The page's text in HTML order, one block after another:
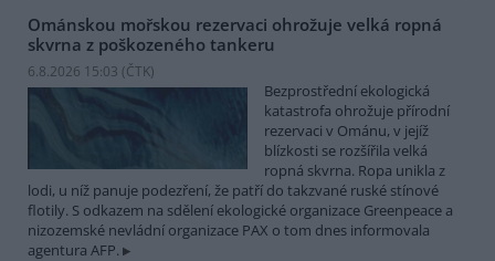
Ománskou mořskou rezervaci ohrožuje velká ropná
skvrna z poškozeného tankeru
6.8.2026 15:03 (ČTK)
Bezprostřední ekologická
katastrofa ohrožuje přírodní
rezervaci v Ománu, v jejíž
blízkosti se rozšířila velká
ropná skvrna. Ropa unikla z
lodi, u níž panuje podezření, že patří do takzvané ruské stínové
flotily. S odkazem na sdělení ekologické organizace Greenpeace a
nizozemské nevládní organizace PAX o tom dnes informovala
agentura AFP.